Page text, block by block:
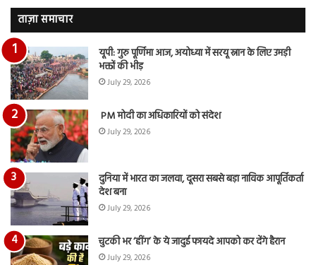
वीडियो…
ताज़ा समाचार
यूपी: गुरु पूर्णिमा आज, अयोध्या में सरयू स्नान के लिए उमड़ी
भक्तों की भीड़
July 29, 2026
PM मोदी का अधिकारियों को संदेश
July 29, 2026
दुनिया में भारत का जलवा, दूसरा सबसे बड़ा नाविक आपूर्तिकर्ता
देश बना
July 29, 2026
चुटकी भर ‘हींग’ के ये जादुई फायदे आपको कर देंगे हैरान
July 29, 2026